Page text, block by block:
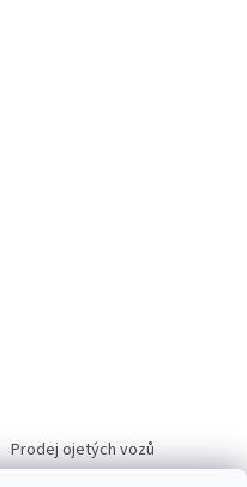
Prodej ojetých vozů